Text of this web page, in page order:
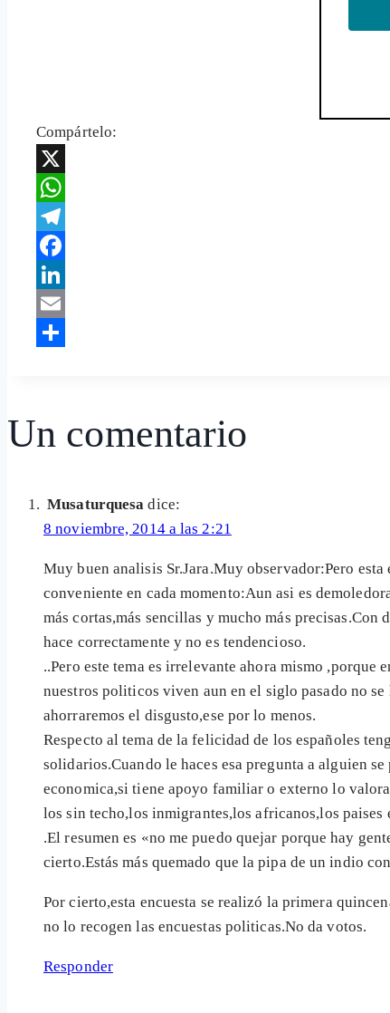
Compártelo:
X
WhatsApp
Telegram
Facebook
LinkedIn
Email
Un comentario
Musaturquesa dice:
8 noviembre, 2014 a las 2:21
Muy buen analisis Sr.Jara.Muy observador:Pero
conveniente en cada momento:Aun asi es
más cortas,más sencillas y mucho más
hace correctamente y no es tendencioso.
..Pero este tema es irrelevante ahora mismo
nuestros politicos viven aun en el siglo pasado no
ahorraremos el disgusto,ese por lo menos.
Respecto al tema de la felicidad de los españoles
solidarios.Cuando le haces esa pregunta a alguien
economica,si tiene apoyo familiar o externo lo
los sin techo,los inmigrantes,los africanos,los
.El resumen es «no me puedo quejar porque hay
cierto.Estás más quemado que la pipa de un indio
Por cierto,esta encuesta se realizó la primera
no lo recogen las encuestas politicas.No da votos.
Responder